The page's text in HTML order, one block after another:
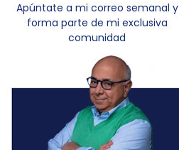
Apúntate a mi correo semanal y
forma parte de mi exclusiva
comunidad